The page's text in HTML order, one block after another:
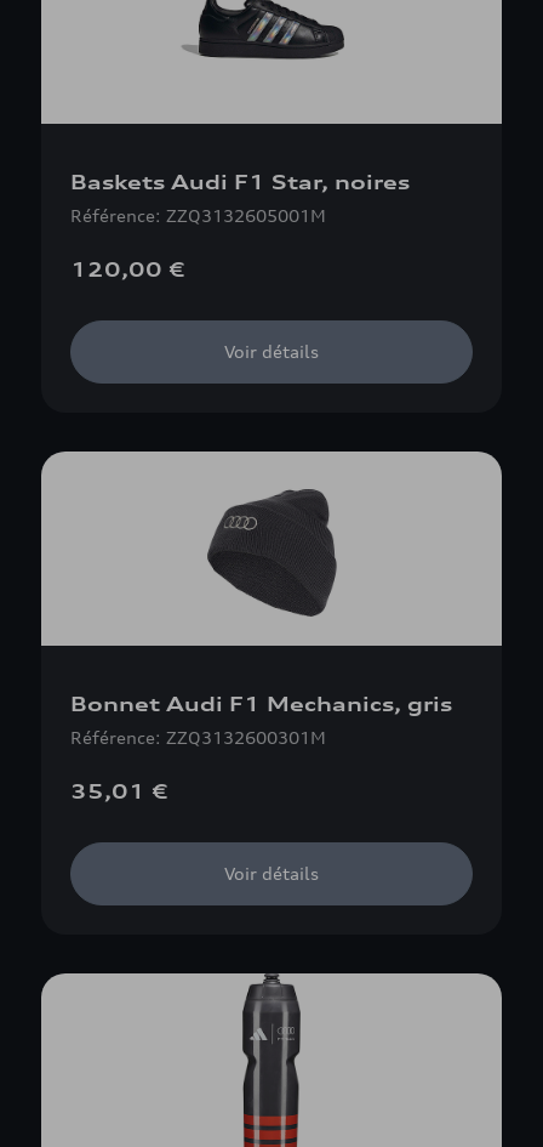
Baskets Audi F1 Star, noires
Référence: ZZQ3132605001M
120,00 €
Voir détails
Bonnet Audi F1 Mechanics, gris
Référence: ZZQ3132600301M
35,01 €
Voir détails